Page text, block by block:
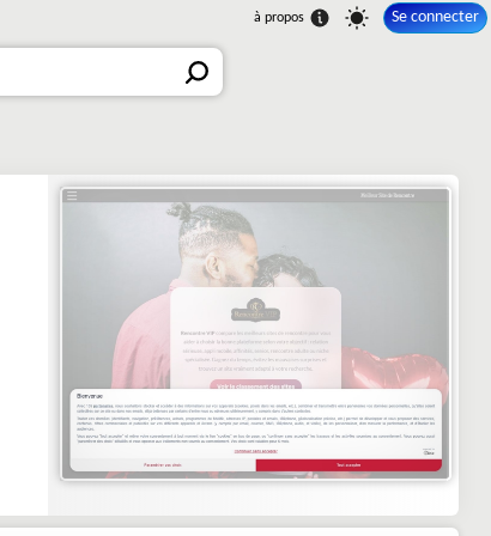
Se connecter